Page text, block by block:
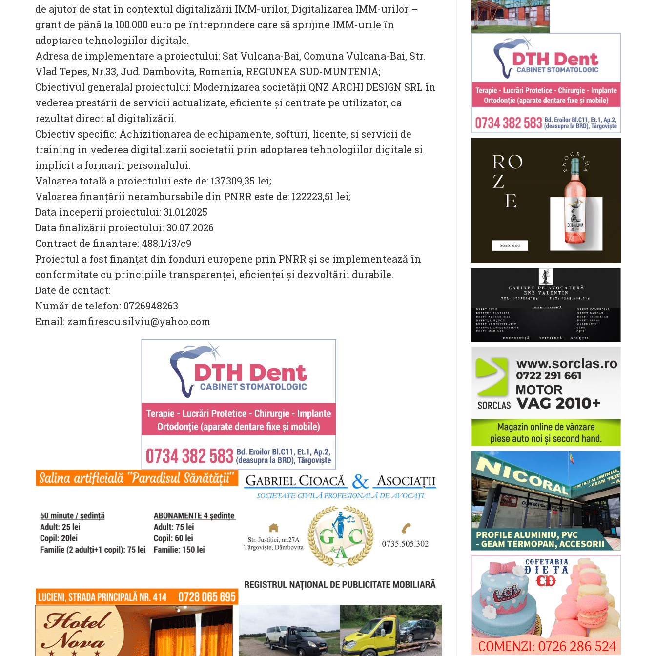
de ajutor de stat în contextul digitalizării IMM-urilor, Digitalizarea IMM-urilor –
grant de până la 100.000 euro pe întreprindere care să sprijine IMM-urile în
adoptarea tehnologiilor digitale.
Adresa de implementare a proiectului: Sat Vulcana-Bai, Comuna Vulcana-Bai, Str.
Vlad Tepes, Nr.33, Jud. Dambovita, Romania, REGIUNEA SUD-MUNTENIA;
Obiectivul generalal proiectului: Modernizarea societății QNZ ARCHI DESIGN SRL în
vederea prestării de servicii actualizate, eficiente și centrate pe utilizator, ca
rezultat direct al digitalizării.
Obiectiv specific: Achizitionarea de echipamente, softuri, licente, si servicii de
training in vederea digitalizarii societatii prin adoptarea tehnologiilor digitale si
implicit a formarii personalului.
Valoarea totală a proiectului este de: 137309,35 lei;
Valoarea finanțării nerambursabile din PNRR este de: 122223,51 lei;
Data începerii proiectului: 31.01.2025
Data finalizării proiectului: 30.07.2026
Contract de finantare: 488.1/i3/c9
Proiectul a fost finanțat din fonduri europene prin PNRR și se implementează în
conformitate cu principiile transparenței, eficienței și dezvoltării durabile.
Date de contact:
Număr de telefon: 0726948263
Email: zamfirescu.silviu@yahoo.com